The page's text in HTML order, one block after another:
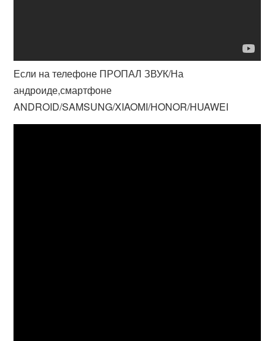
Если на телефоне ПРОПАЛ ЗВУК/На
андроиде,смартфоне
ANDROID/SAMSUNG/XIAOMI/HONOR/HUAWEI